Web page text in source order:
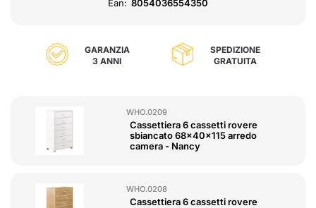
Ean: 8054036554350
GARANZIA
3 ANNI
SPEDIZIONE
GRATUITA
WHO.0209
Cassettiera 6 cassetti rovere
sbiancato 68x40x115 arredo
camera - Nancy
WHO.0208
Cassettiera 6 cassetti rovere